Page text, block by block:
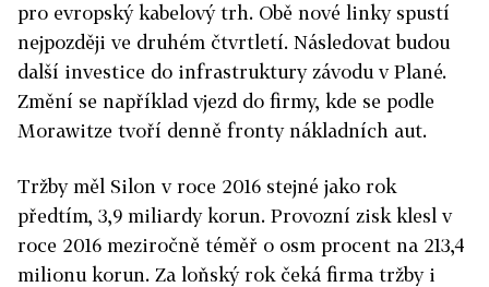
pro evropský kabelový trh. Obě nové linky spustí
nejpozději ve druhém čtvrtletí. Následovat budou
další investice do infrastruktury závodu v Plané.
Změní se například vjezd do firmy, kde se podle
Morawitze tvoří denně fronty nákladních aut.
Tržby měl Silon v roce 2016 stejné jako rok
předtím, 3,9 miliardy korun. Provozní zisk klesl v
roce 2016 meziročně téměř o osm procent na 213,4
milionu korun. Za loňský rok čeká firma tržby i